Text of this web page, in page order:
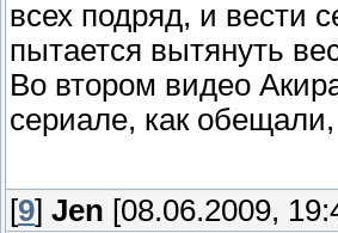
всех подряд, и вести
пытается вытянуть
Во втором видео
сериале, как
[9] Jen [08.06.2009,